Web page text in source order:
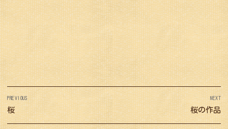
投
稿
ナ
PREVIOUS
Previous
post:
桜
NEXT
Next
post:
桜の作品